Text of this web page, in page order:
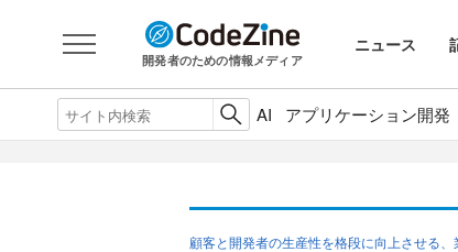
開発者のための情報メディア
ニュース
AI アプリケーション開発
顧客と開発者の生産性を格段に向上させる